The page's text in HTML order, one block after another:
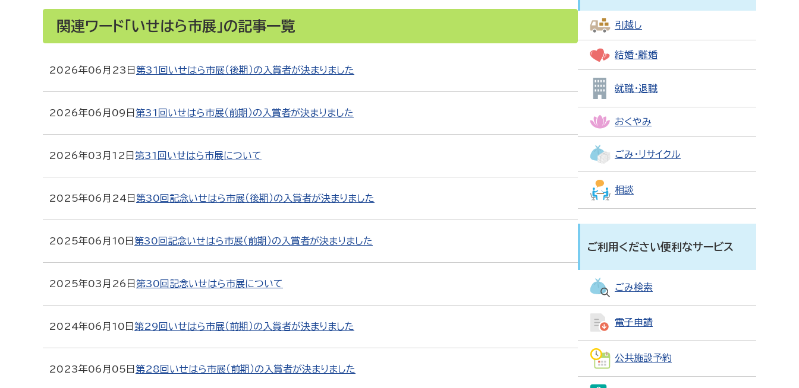
関連ワード「いせはら市展」の記事一覧
2026年06月23日 第31回いせはら市展（後期）の入賞者が決まりました
2026年06月09日 第31回いせはら市展（前期）の入賞者が決まりました
2026年03月12日 第31回いせはら市展について
2025年06月24日 第30回記念いせはら市展（後期）の入賞者が決まりました
2025年06月10日 第30回記念いせはら市展（前期）の入賞者が決まりました
2025年03月26日 第30回記念いせはら市展について
2024年06月10日 第29回いせはら市展（前期）の入賞者が決まりました
2023年06月05日 第28回いせはら市展（前期）の入賞者が決まりました
引越し
結婚・離婚
就職・退職
おくやみ
ごみ・リサイクル
相談
ご利用ください便利なサービス
ごみ検索
電子申請
公共施設予約